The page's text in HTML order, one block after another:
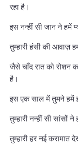
रहा है।
इस नन्हीं सी जान ने हमें
तुम्हारी हंसी की आवाज़
जैसे चाँद रात को रोशन
है।
इस एक साल में तुमने हमें
तुम्हारी नन्हीं सी सांसों
तुम्हारी हर नई करामात